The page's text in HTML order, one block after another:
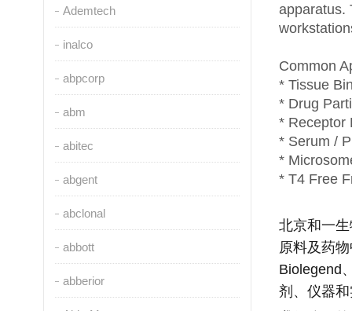
Ademtech
inalco
abpcorp
abm
abitec
abgent
abclonal
abbott
abberior
apparatus.
Common
* Tissue
* Drug
* Receptor
* Serum /
*
* T4 Free
北京和一
原料及药
Biolegend
剂、仪器